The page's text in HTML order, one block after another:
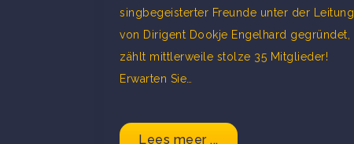
singbegeisterter Freunde unter der Leitung
von Dirigent Dookje Engelhard gegründet,
zählt mittlerweile stolze 35 Mitglieder!
Erwarten Sie…
Lees meer ...